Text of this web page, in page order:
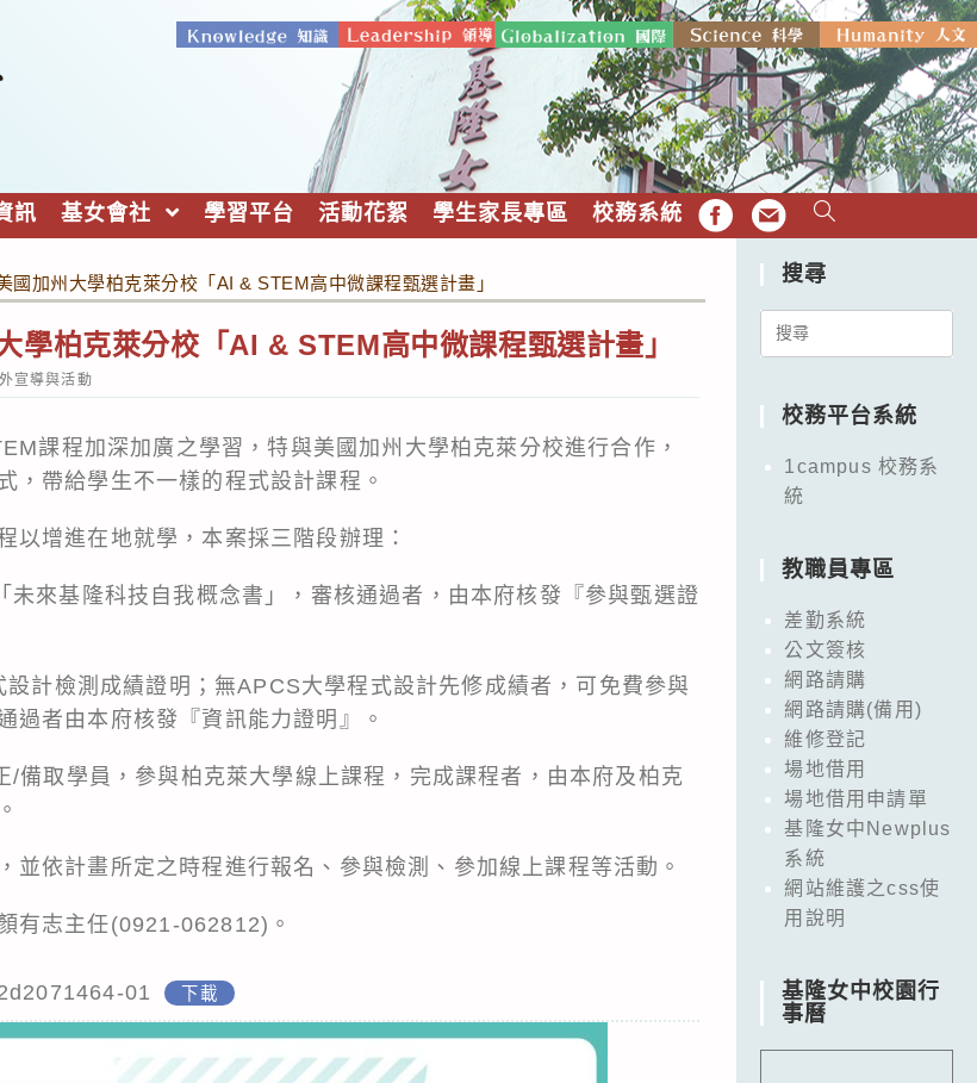
訊 基女會社 學習平台 活動花絮 學生家長專區 校務系統 FB EMAIL
國加州大學柏克萊分校「AI & STEM高中微課程甄選計畫」
學柏克萊分校「AI & STEM高中微課程甄選計畫」
宣導與活動
課程加深加廣之學習，特與美國加州大學柏克萊分校進行合作，
，帶給學生不一樣的程式設計課程。
以增進在地就學，本案採三階段辦理：
未來基隆科技自我概念書」，審核通過者，由本府核發『參與甄選證
計檢測成績證明；無APCS大學程式設計先修成績者，可免費參與
過者由本府核發『資訊能力證明』。
/備取學員，參與柏克萊大學線上課程，完成課程者，由本府及柏克
並依計畫所定之時程進行報名、參與檢測、參加線上課程等活動。
有志主任(0921-062812)。
01 下載
搜尋
Search
校務平台系統
1campus 校務系
統
教職員專區
差勤系統
公文簽核
網路請購
網路請購(備用)
維修登記
場地借用
場地借用申請單
基隆女中Newplus
系統
網站維護之css使
用說明
基隆女中校園行
事曆